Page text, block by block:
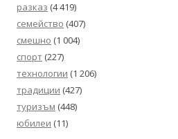
разказ (4 419)
семейство (407)
смешно (1 004)
спорт (227)
технологии (1 206)
традиции (427)
туризъм (448)
юбилеи (11)